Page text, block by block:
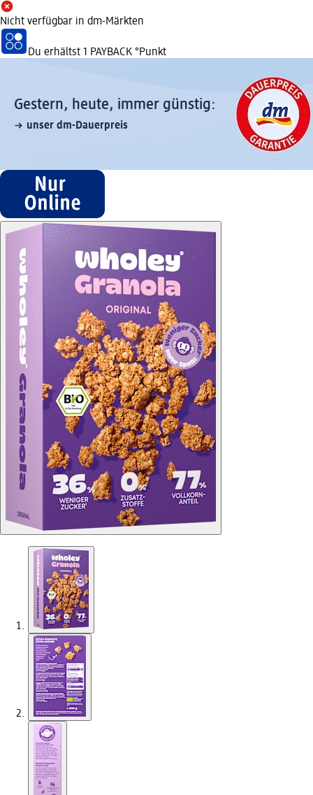
Nicht verfügbar in dm-Märkten
Du erhältst 1 PAYBACK °Punkt
Gestern, heute, immer günstig:
unser dm-Dauerpreis